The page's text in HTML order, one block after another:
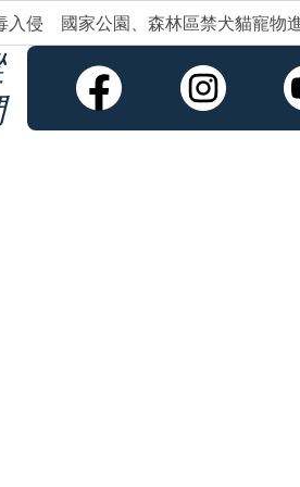
入侵 國家公園、森林區禁犬貓寵物